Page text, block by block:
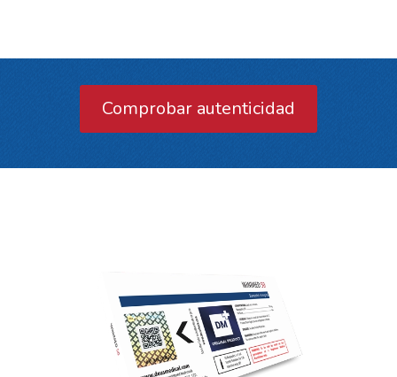
Comprobar autenticidad